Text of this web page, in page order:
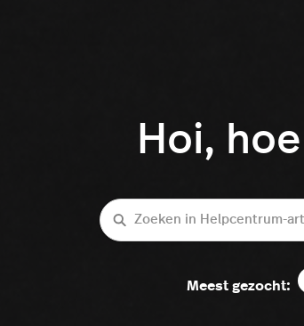
Hoi,
Zoeken
Meest gezocht: